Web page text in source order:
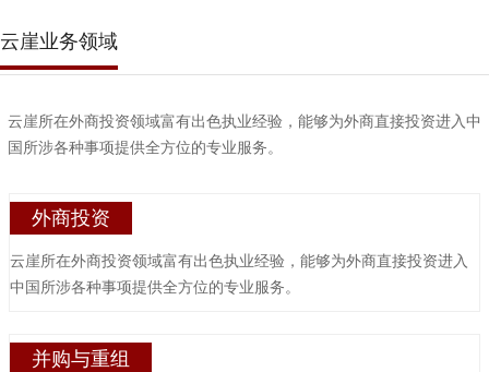
云崖业务领域
云崖所在外商投资领域富有出色执业经验，能够为外商直接投资进入中
国所涉各种事项提供全方位的专业服务。
外商投资
云崖所在外商投资领域富有出色执业经验，能够为外商直接投资进入
中国所涉各种事项提供全方位的专业服务。
并购与重组